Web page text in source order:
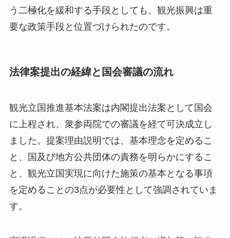
う二極化を緩和する手段としても、観光振興は重
要な政策手段と位置づけられたのです。
法律案提出の経緯と国会審議の流れ
観光立国推進基本法案は内閣提出法案として国会
に上程され、衆参両院での審議を経て可決成立し
ました。提案理由説明では、基本理念を定めるこ
と、国及び地方公共団体の責務を明らかにするこ
と、観光立国実現に向けた施策の基本となる事項
を定めることの3点が必要性として強調されていま
す。